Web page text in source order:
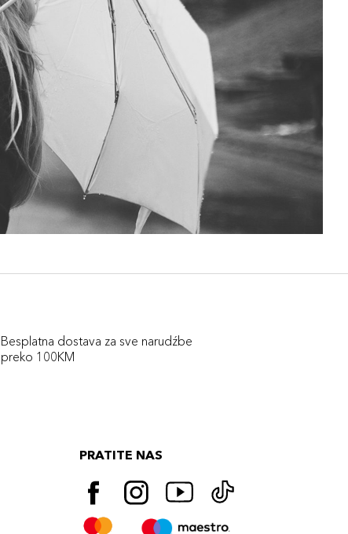
Besplatna dostava za sve narudźbe
preko 100KM
PRATITE NAS